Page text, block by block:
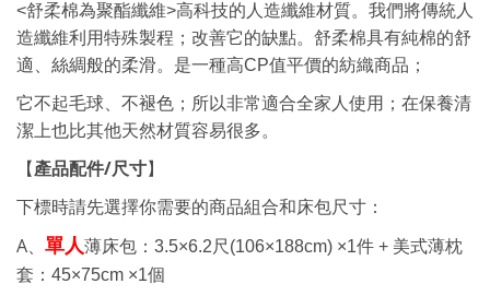
<舒柔棉為聚酯纖維>高科技的人造纖維材質。我們將傳統人
造纖維利用特殊製程；改善它的缺點。舒柔棉具有純棉的舒
適、絲綢般的柔滑。是一種高CP值平價的紡織商品；
它不起毛球、不褪色；所以非常適合全家人使用；在保養清
潔上也比其他天然材質容易很多。
【 產品配件/尺寸】
下標時請先選擇你需要的商品組合和床包尺寸：
A、 單人薄床包： 3.5×6.2尺 (106×188cm) ×1件 + 美式薄枕
套： 45×75cm ×1個